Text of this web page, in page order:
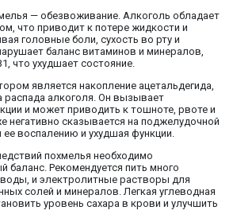
— обезвоживание. Алкоголь обладает
что приводит к потере жидкости и
головные боли, сухость во рту и
баланс витаминов и минералов,
что ухудшает состояние.
является накопление ацетальдегида,
распада алкоголя. Он вызывает
и может приводить к тошноте, рвоте и
негативно сказывается на поджелудочной
воспалению и ухудшая функции.
похмелья необходимо
баланс. Рекомендуется пить много
и электролитные растворы для
солей и минералов. Легкая углеводная
уровень сахара в крови и улучшить